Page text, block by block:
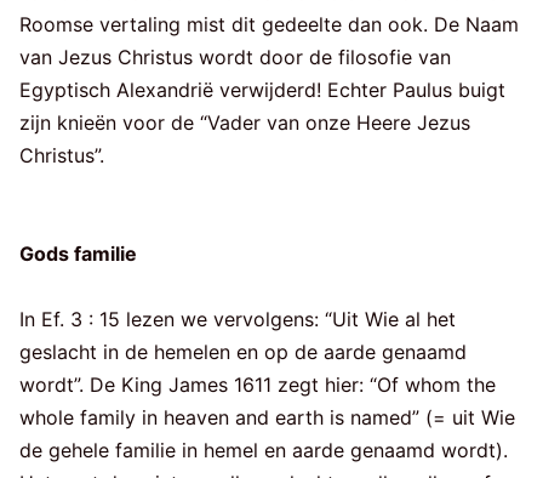
Roomse vertaling mist dit gedeelte dan ook. De Naam
van Jezus Christus wordt door de filosofie van
Egyptisch Alexandrië verwijderd! Echter Paulus buigt
zijn knieën voor de “Vader van onze Heere Jezus
Christus”.
Gods familie
In Ef. 3 : 15 lezen we vervolgens: “Uit Wie al het
geslacht in de hemelen en op de aarde genaamd
wordt”. De King James 1611 zegt hier: “Of whom the
whole family in heaven and earth is named” (= uit Wie
de gehele familie in hemel en aarde genaamd wordt).